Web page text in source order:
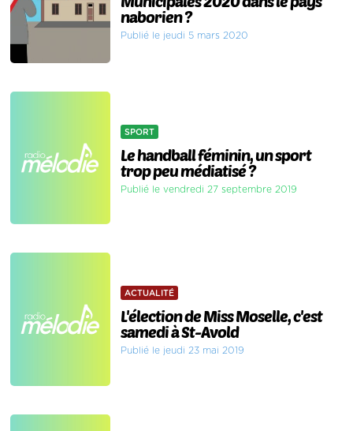
naborien ?
Publié le jeudi 5 mars 2020
SPORT
Le handball féminin, un sport
trop peu médiatisé ?
Publié le vendredi 27 septembre 2019
ACTUALITÉ
L'élection de Miss Moselle, c'est
samedi à St-Avold
Publié le jeudi 23 mai 2019